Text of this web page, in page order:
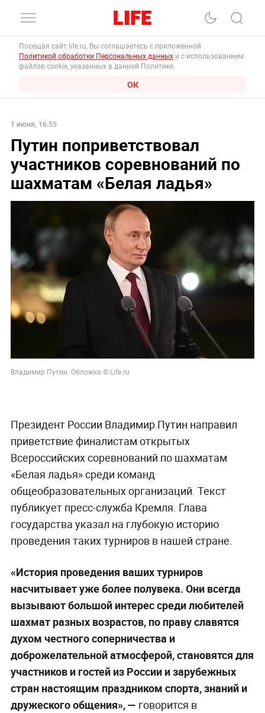
Посещая сайт life.ru, Вы соглашаетесь с приложенной
Политикой обработки Персональных данных и с использованием
файлов cookie, указанных в данной Политике.
ОК
1 июня, 16:55
Путин поприветствовал
участников соревнований по
шахматам «Белая ладья»
Владимир Путин. Обложка © Life.ru
Президент России Владимир Путин направил
приветствие финалистам открытых
Всероссийских соревнований по шахматам
«Белая ладья» среди команд
общеобразовательных организаций. Текст
публикует пресс-служба Кремля. Глава
государства указал на глубокую историю
проведения таких турниров в нашей стране.
«История проведения ваших турниров
насчитывает уже более полувека. Они всегда
вызывают большой интерес среди любителей
шахмат разных возрастов, по праву славятся
духом честного соперничества и
доброжелательной атмосферой, становятся для
участников и гостей из России и зарубежных
стран настоящим праздником спорта, знаний и
дружеского общения», — говорится в